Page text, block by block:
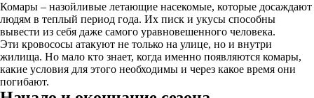
Комары – назойливые летающие насекомые, которые досаждают
людям в теплый период года. Их писк и укусы способны
вывести из себя даже самого уравновешенного человека.
Эти кровососы атакуют не только на улице, но и внутри
жилища. Но мало кто знает, когда именно появляются комары,
какие условия для этого необходимы и через какое время они
погибают.